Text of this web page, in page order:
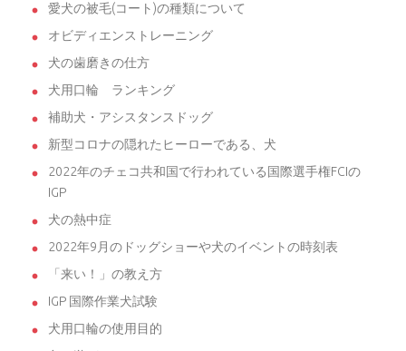
愛犬の被毛(コート)の種類について
オビディエンストレーニング
犬の歯磨きの仕方
犬用口輪 ランキング
補助犬・アシスタンスドッグ
新型コロナの隠れたヒーローである、犬
2022年のチェコ共和国で行われている国際選手権FCIの
IGP
犬の熱中症
2022年9月のドッグショーや犬のイベントの時刻表
「来い！」の教え方
IGP 国際作業犬試験
犬用口輪の使用目的